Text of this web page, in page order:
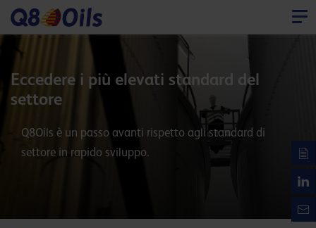
Eccedere i più elevati standard del
settore
Q8Oils è un passo avanti rispetto agli standard di
settore in rapido sviluppo.